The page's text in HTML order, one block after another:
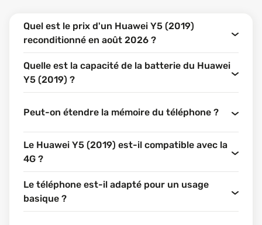
Quel est le prix d'un Huawei Y5 (2019)
reconditionné en août 2026 ?
Quelle est la capacité de la batterie du Huawei
Y5 (2019) ?
Peut-on étendre la mémoire du téléphone ?
Le Huawei Y5 (2019) est-il compatible avec la
4G ?
Le téléphone est-il adapté pour un usage
basique ?